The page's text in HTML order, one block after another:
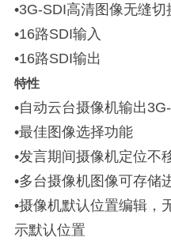
•3G-SDI高清图像无缝切
•16路SDI输入
•16路SDI输出
特性
•自动云台摄像机输出
•最佳图像选择功能
•发言期间摄像机定位不
•多台摄像机图像可存储
•摄像机默认位置编辑，
示默认位置